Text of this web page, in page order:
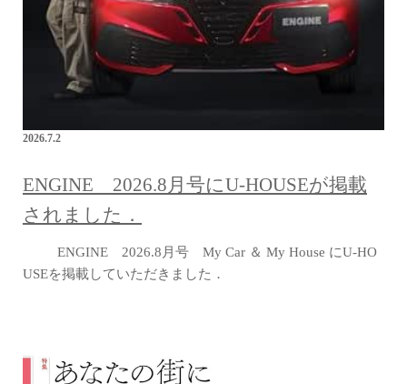
2026.7.2
ENGINE 2026.8月号にU-HOUSEが掲載
されました．
ENGINE 2026.8月号 My Car ＆ My House にU-HO
USEを掲載していただきました．